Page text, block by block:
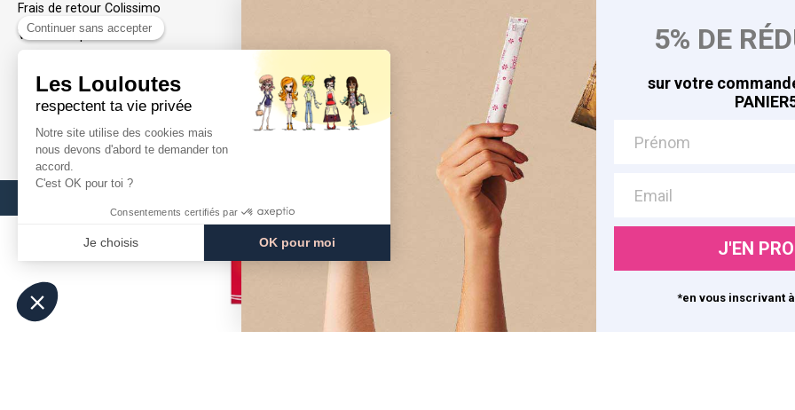
Frais de retour Colissimo
Votre compte
Nos Points de Vente
Contact
Presse
A la Conquête de Soi
Rejoignez-nous
© 2026 Edita Conception. Tous droits réservés.
5% DE
sur votre
J'EN
*en vous inscrivant